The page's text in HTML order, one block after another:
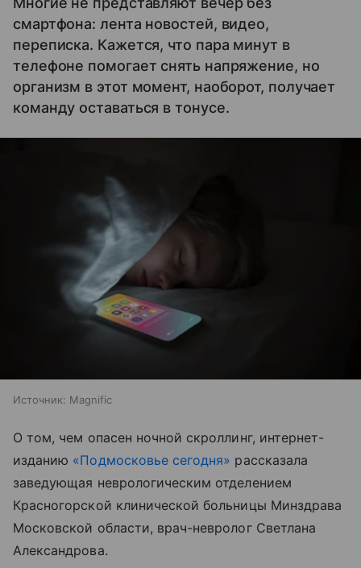
смартфона: лента новостей, видео,
переписка. Кажется, что пара минут в
телефоне помогает снять напряжение, но
организм в этот момент, наоборот, получает
команду оставаться в тонусе.
Источник: Magnific
О том, чем опасен ночной скроллинг, интернет-
изданию «Подмосковье сегодня» рассказала
заведующая неврологическим отделением
Красногорской клинической больницы Минздрава
Московской области, врач-невролог Светлана
Александрова.